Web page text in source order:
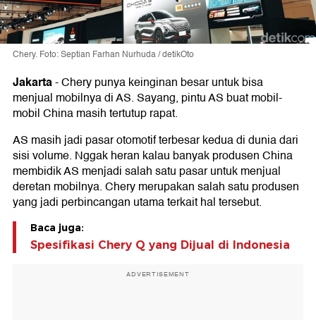
Chery. Foto: Septian Farhan Nurhuda / detikOto
Jakarta-Chery punya keinginan besar untuk bisa
menjual mobilnya di AS. Sayang, pintu AS buat mobil-
mobil China masih tertutup rapat.
AS masih jadi pasar otomotif terbesar kedua di dunia dari
sisi volume. Nggak heran kalau banyak produsen China
membidik AS menjadi salah satu pasar untuk menjual
deretan mobilnya. Chery merupakan salah satu produsen
yang jadi perbincangan utama terkait hal tersebut.
Baca juga:
Spesifikasi Chery Q yang Dijual di Indonesia
ADVERTISEMENT